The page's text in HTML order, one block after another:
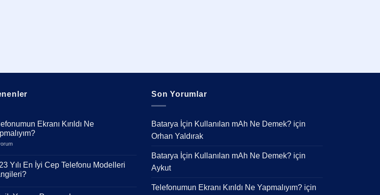
Ekranı Kırıldı Ne
Yılı En İyi Cep Telefonu Modelleri
Son Yorumlar
Batarya İçin Kullanılan mAh Ne Demek? için
Orhan Yaldırak
Batarya İçin Kullanılan mAh Ne Demek? için
Aykut
Telefonumun Ekranı Kırıldı Ne Yapmalıyım? için